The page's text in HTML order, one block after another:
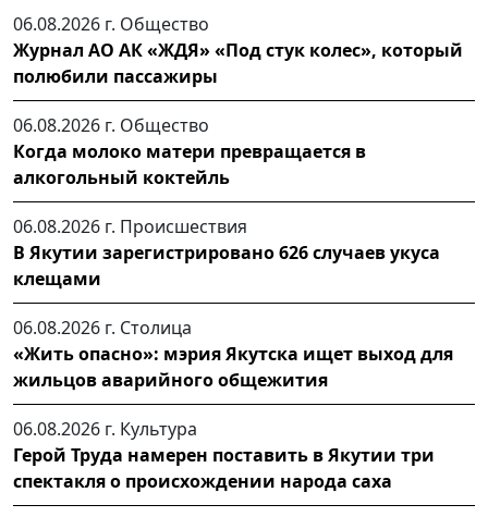
06.08.2026 г. Общество
Журнал АО АК «ЖДЯ» «Под стук колес», который
полюбили пассажиры
06.08.2026 г. Общество
Когда молоко матери превращается в
алкогольный коктейль
06.08.2026 г. Происшествия
В Якутии зарегистрировано 626 случаев укуса
клещами
06.08.2026 г. Столица
«Жить опасно»: мэрия Якутска ищет выход для
жильцов аварийного общежития
06.08.2026 г. Культура
Герой Труда намерен поставить в Якутии три
спектакля о происхождении народа саха